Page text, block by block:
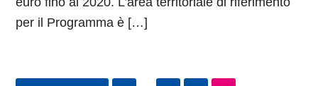
per il Programma è […]